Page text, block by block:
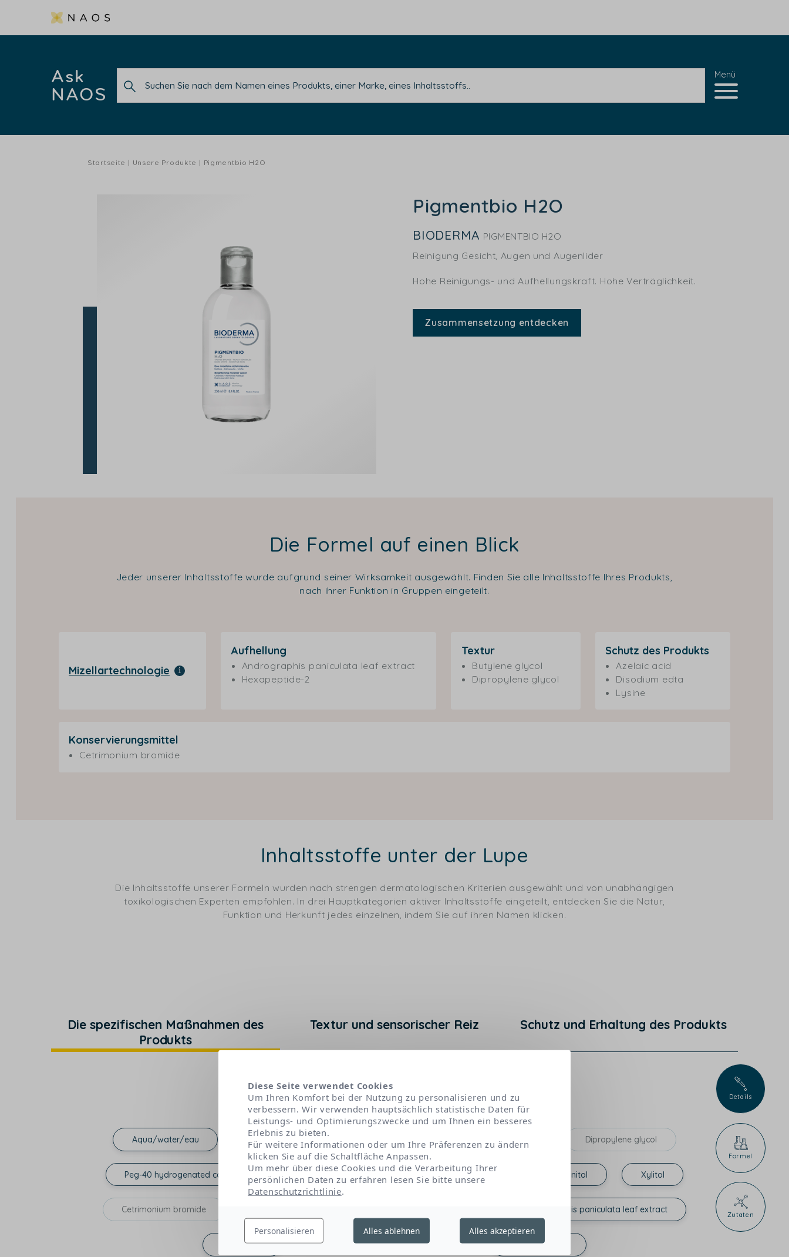
Ask
NAOS
Menü
Startseite Unsere Produkte Pigmentbio H2O
Pigmentbio H2O
BIODERMA PIGMENTBIO H2O
Reinigung Gesicht, Augen und Augenlider
Hohe Reinigungs- und Aufhellungskraft. Hohe Verträglichkeit.
Zusammensetzung entdecken
Details
Formel
Zutaten
Die Formel auf einen Blick
Jeder unserer Inhaltsstoffe wurde aufgrund seiner Wirksamkeit ausgewählt. Finden Sie alle Inhaltsstoffe Ihres Produkts,
nach ihrer Funktion in Gruppen eingeteilt.
Mizellartechnologie
Aufhellung
Andrographis paniculata leaf extract
Hexapeptide-2
Textur
Butylene glycol
Dipropylene glycol
Schutz des Produkts
Azelaic acid
Disodium edta
Lysine
Konservierungsmittel
Cetrimonium bromide
Inhaltsstoffe unter der Lupe
Die Inhaltsstoffe unserer Formeln wurden nach strengen dermatologischen Kriterien ausgewählt und von unabhängigen
toxikologischen Experten empfohlen. In drei Hauptkategorien aktiver Inhaltsstoffe eingeteilt, entdecken Sie die Natur,
Funktion und Herkunft jedes einzelnen, indem Sie auf ihren Namen klicken.
Die spezifischen Maßnahmen des
Produkts
Textur und sensorischer Reiz Schutz und Erhaltung des Produkts
Aqua/water/eau Peg-6 caprylic/capric glycerides Polysorbate 20 Dipropylene glycol
Peg-40 hydrogenated castor oil Fructooligosaccharides Disodium edta Mannitol Xylitol
Cetrimonium bromide Andrographis paniculata leaf extract
Rhamnose Hexapeptide-2
Diese Seite verwendet Cookies
Um Ihren Komfort bei der Nutzung zu personalisieren und zu
verbessern. Wir verwenden hauptsächlich statistische Daten für
Leistungs- und Optimierungszwecke und um Ihnen ein besseres
Erlebnis zu bieten.
Für weitere Informationen oder um Ihre Präferenzen zu ändern
klicken Sie auf die Schaltfläche Anpassen.
Um mehr über diese Cookies und die Verarbeitung Ihrer
persönlichen Daten zu erfahren lesen Sie bitte unsere
Datenschutzrichtlinie.
Personalisieren Alles ablehnen Alles akzeptieren